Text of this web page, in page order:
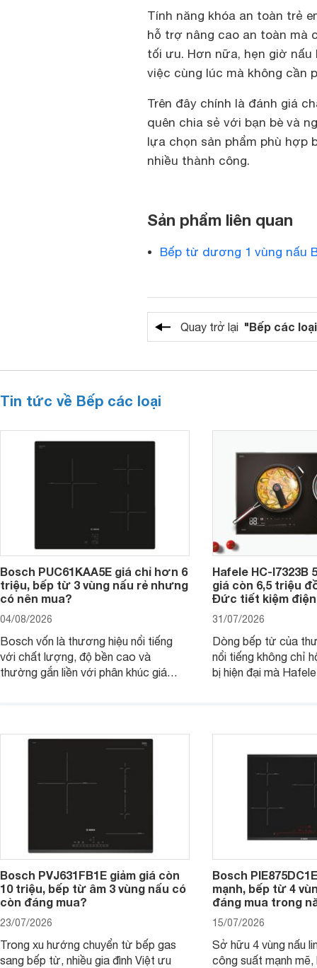
Tính năng khóa an toàn trẻ
hỗ trợ nâng cao an toàn mà
tối ưu. Hơn nữa, hẹn giờ
việc cùng lúc mà không
Trên đây chính là đánh giá
quên chia sẻ với bạn bè và
lựa chọn sản phẩm phù hợp
nhiều thành công.
Sản phẩm liên quan
Bếp từ dương 1 vùng nấu
Quay trở lại "Bếp các
Tin tức về Bếp các loại
Bosch PUC61KAA5E giá chỉ hơn 6
triệu, bếp từ 3 vùng nấu rẻ nhưng
có nên mua?
04/08/2026
Bosch vốn là thương hiệu nổi tiếng
với chất lượng, độ bền cao và
thường gắn liền với phân khúc giá
đơn vị phân phối với mức giá khá dễ
tiếp cận, thu hút sự quan tâm của
Hafele HC-I7323B
giá còn 6,5 triệu
Đức tiết kiệm
31/07/2026
Dòng bếp từ của
nổi tiếng không chỉ
bị hiện đại mà
gia đình.
Bosch PVJ631FB1E giảm giá còn
10 triệu, bếp từ âm 3 vùng nấu có
còn đáng mua?
23/07/2026
Trong xu hướng chuyển từ bếp gas
sang bếp từ, nhiều gia đình Việt ưu
Bosch
mạnh, bếp từ 4
đáng mua trong
15/07/2026
Sở hữu 4 vùng nấu
công suất mạnh